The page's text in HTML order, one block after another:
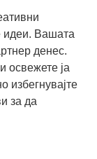
идеи. Вашата
денес.
освежете ја
избегнувајте
за да